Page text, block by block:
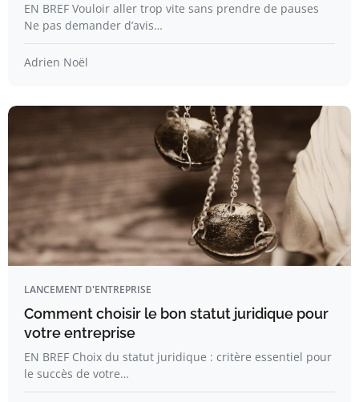
EN BREF Vouloir aller trop vite sans prendre de pauses
Ne pas demander d’avis…
Adrien Noël
LANCEMENT D'ENTREPRISE
Comment choisir le bon statut juridique pour
votre entreprise
EN BREF Choix du statut juridique : critère essentiel pour
le succès de votre…